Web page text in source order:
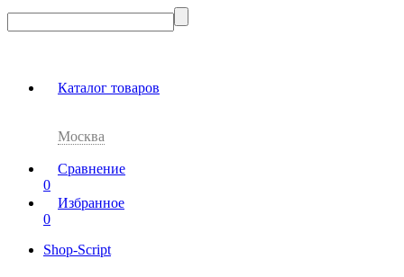
Каталог товаров
Москва
Сравнение
0
Избранное
0
Shop-Script